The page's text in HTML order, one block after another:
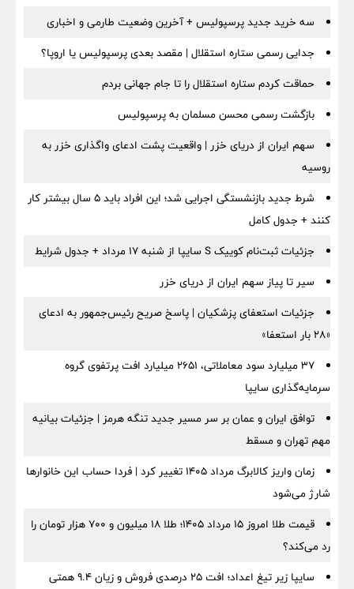
سه خرید جدید پرسپولیس + آخرین وضعیت طارمی و اخباری
جدایی رسمی ستاره استقلال | مقصد بعدی پرسپولیس یا اروپا؟
حماقت کردم ستاره استقلال را تا جام جهانی بردم
بازگشت رسمی محسن مسلمان به پرسپولیس
سهم ایران از دریای خزر | واقعیت پشت ادعای واگذاری خزر به
روسیه
شرط جدید بازنشستگی اجرایی شد؛ این افراد باید ۵ سال بیشتر کار
کنند + جدول کامل
جزئیات ثبت‌نام کوییک S سایپا از شنبه ۱۷ مرداد + جدول شرایط
سیر تا پیاز سهم ایران از دریای خزر
جزئیات استعفای پزشکیان | پاسخ صریح رئیس‌جمهور به ادعای
«۲۸ بار استعفا»
۳۷ میلیارد سود معاملاتی، ۲۶۵۱ میلیارد افت پرتفوی گروه
سرمایه‌گذاری سایپا
توافق ایران و عمان بر سر مسیر جدید تنگه هرمز | جزئیات بیانیه
مهم تهران و مسقط
زمان واریز کالابرگ مرداد ۱۴۰۵ تغییر کرد | فردا حساب این خانوارها
شارژ می‌شود
قیمت طلا امروز ۱۵ مرداد ۱۴۰۵؛ طلا ۱۸ میلیون و ۷۰۰ هزار تومان را
رد می‌کند؟
سایپا زیر تیغ اعداد؛ افت ۲۵ درصدی فروش و زیان ۹.۴ همتی